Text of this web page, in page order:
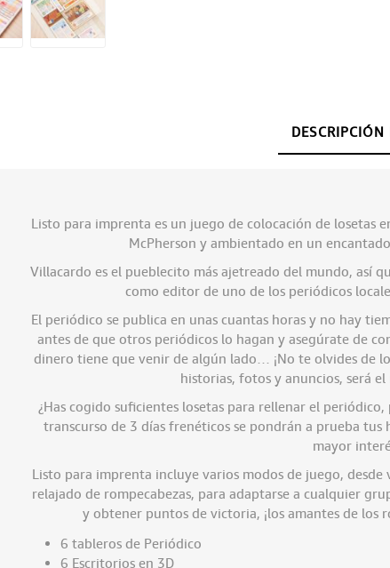
Listo para imprenta es un juego de colocación de losetas
McPherson y ambientado en un
Villacardo es el pueblecito más ajetreado del mundo, así
como editor de uno de los periódicos
El periódico se publica en unas cuantas horas y no hay
antes de que otros periódicos lo hagan y asegúrate de
dinero tiene que venir de algún lado… ¡No te olvides de
historias, fotos y anuncios, será
¿Has cogido suficientes losetas para rellenar el
transcurso de 3 días frenéticos se pondrán a prueba
mayor
Listo para imprenta incluye varios modos de juego,
relajado de rompecabezas, para adaptarse a cualquier
y obtener puntos de victoria, ¡los amantes de los
6 tableros de Periódico
6 Escritorios en 3D